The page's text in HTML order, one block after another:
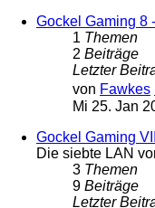
Gockel Gaming 8
1 Themen
2 Beiträge
Letzter
von Fawkes
Mi 25. Jan
Gockel Gaming
Die siebte LAN
3 Themen
9 Beiträge
Letzter